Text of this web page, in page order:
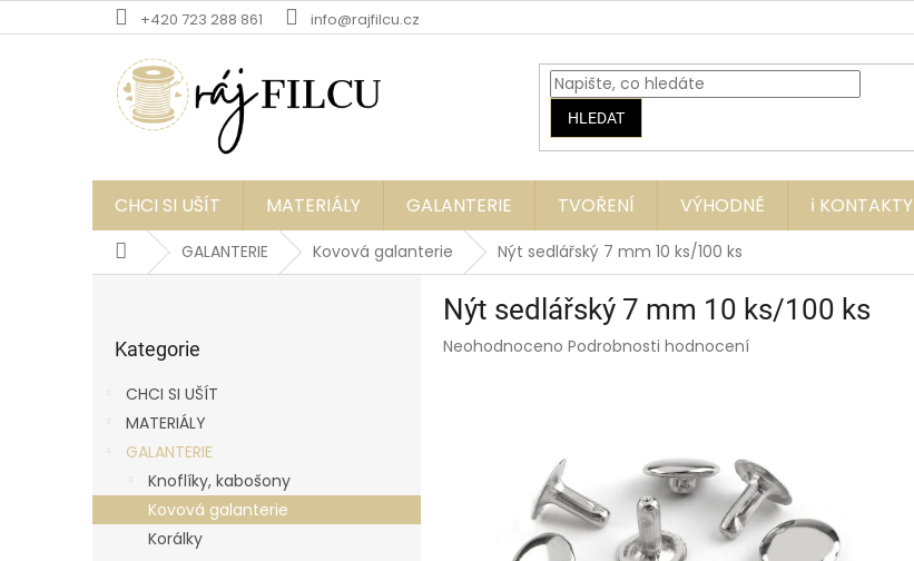
na
+420 723 288 861 info@rajfilcu.cz
HLEDAT
CHCI SI UŠÍT MATERIÁLY GALANTERIE TVOŘENÍ VÝHODNĚ ℹ️ KONTAKTY
DomůGALANTERIE Kovová galanterie Nýt sedlářský 7 mm 10 ks/100 ks
a
kategorie
Kategorie
CHCI SI UŠÍT
MATERIÁLY
GALANTERIE
Knoflíky, kabošony
Kovová galanterie
Korálky
Nýt sedlářský 7 mm 10 ks/100 ks
Průměrné
Neohodnoceno Podrobnosti hodnocení